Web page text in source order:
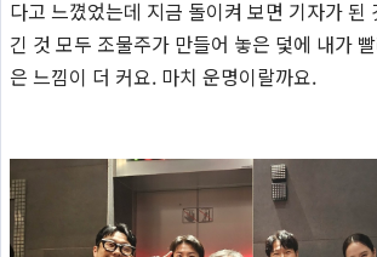
다고 느꼈었는데 지금 돌이켜 보면 기자가 된
긴 것 모두 조물주가 만들어 놓은 덫에 내가
은 느낌이 더 커요. 마치 운명이랄까요.